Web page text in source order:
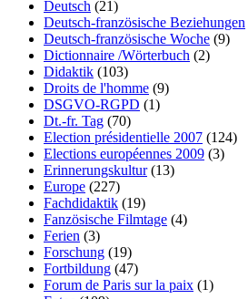
Deutsch (21)
Deutsch-französische Beziehungen
Deutsch-französische Woche (9)
Dictionnaire /Wörterbuch (2)
Didaktik (103)
Droits de l'homme (9)
DSGVO-RGPD (1)
Dt.-fr. Tag (70)
Election présidentielle 2007 (124)
Elections européennes 2009 (3)
Erinnerungskultur(13)
Europe (227)
Fachdidaktik (19)
Fanzösische Filmtage (4)
Ferien (3)
Forschung (19)
Fortbildung (47)
Forum de Paris sur la paix (1)